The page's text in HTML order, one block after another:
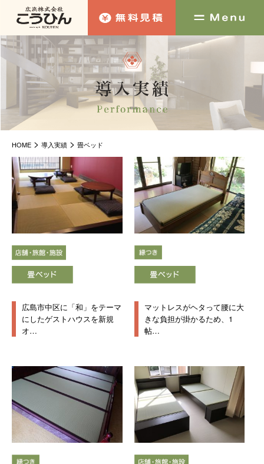
HOME > 導入実績 > 畳ベッド
広島市中区に「和」をテーマ
にしたゲストハウスを新規
オ…
マットレスがヘタって腰に大
きな負担が掛かるため、1
帖…